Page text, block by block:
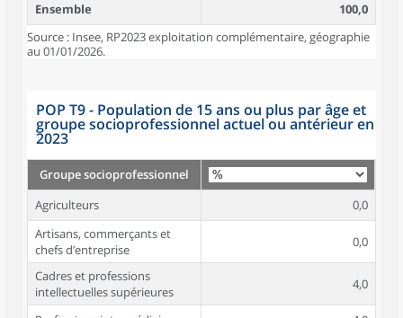
Ensemble
100,0
Source : Insee, RP2023 exploitation complémentaire, géographie
au 01/01/2026.
POP T9 - Population de 15 ans ou plus par âge et
groupe socioprofessionnel actuel ou antérieur en
2023
Groupe socioprofessionnel
Agriculteurs
0,0
Artisans, commerçants et
chefs d’entreprise
0,0
Cadres et professions
intellectuelles supérieures
4,0